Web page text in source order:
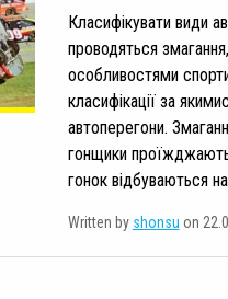
Класифікувати види
проводяться
особливостями
класифікації за
автоперегони.
гонщики проїжджають
гонок відбуваються
Written by shonsu on